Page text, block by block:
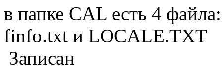
в папке CAL есть 4
finfo.txt и LOCALE.TXT
Записан